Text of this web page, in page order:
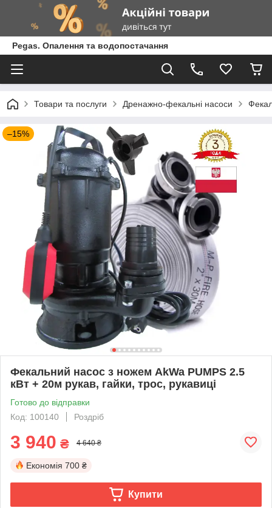
Pegas. Опалення та водопостачання
Товари та послуги Дренажно-фекальні насоси
–15%
Фекальний насос з ножем AkWa PUMPS 2.5
кВт + 20м рукав, гайки, трос, рукавиці
Готово до відправки
Код: 100140
Роздріб
3 940 ₴ 4 640 ₴
Економія 700 ₴
Купити